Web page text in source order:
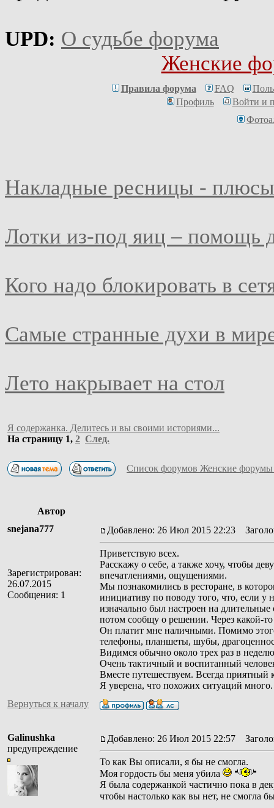
UPD: О судьбе форума
Женские
Правила форума FAQ
Профиль
Войти и
Накладные ресницы -
Лотки из-под яиц – помощь
Кого надо блокировать в
Самые странные духи в
Лето накрывает на стол
Я содержанка. Делитесь и вы своими историями...
На страницу 1, 2 След.
Список форумов Женские форумы
Автор
snejana777
Зарегистрирован:
26.07.2015
Сообщения: 1
Добавлено: 26 Июл 2015 22:23
Приветствую всех.
Расскажу о себе, а также хочу, чтобы
впечатлениями, ощущениями.
Мы познакомились в ресторане, в
инициативу по поводу того, что, если у
изначально был настроен на
потом сообщу о решении. Через какой-
Он платит мне наличными. Помимо
телефоны, планшеты, шубы,
Видимся обычно около трех раз в
Очень тактичный и воспитанный
Вместе путешествуем. Всегда приятный
Я уверена, что похожих ситуаций много.
Вернуться к началу
Galinushka
предупреждение
Добавлено: 26 Июл 2015 22:57
То как Вы описали, я бы не смогла.
Моя гордость бы меня убила
Я была содержанкой частично пока в
чтобы настолько как вы нет, не смогла